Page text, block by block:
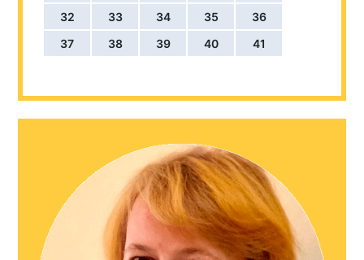
32
33 34 35
36
37
38 39 40 41